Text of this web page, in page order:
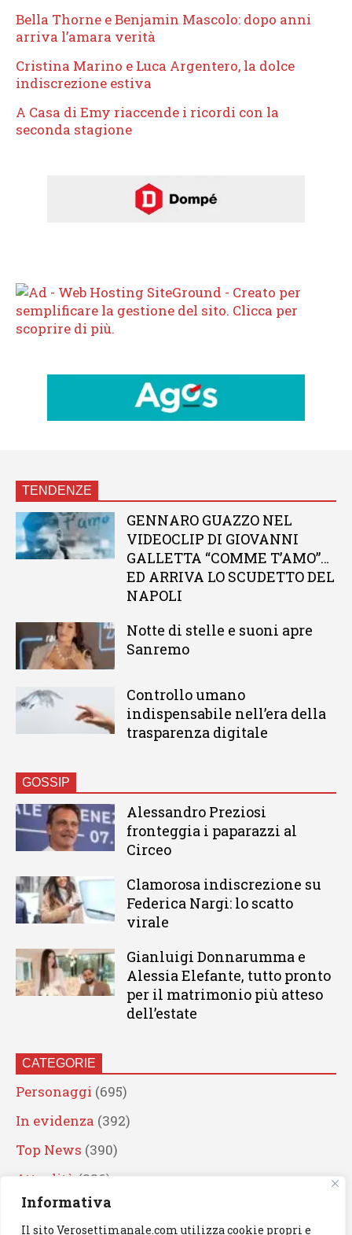
Informativa
Il sito Verosettimanale.com utilizza cookie propri e
Bella Thorne e Benjamin Mascolo: dopo anni
arriva l’amara verità
Cristina Marino e Luca Argentero, la dolce
indiscrezione estiva
A Casa di Emy riaccende i ricordi con la
seconda stagione
TENDENZE
GENNARO GUAZZO NEL
VIDEOCLIP DI GIOVANNI
GALLETTA “COMME T’AMO”…
ED ARRIVA LO SCUDETTO DEL
NAPOLI
Notte di stelle e suoni apre
Sanremo
Controllo umano
indispensabile nell’era della
trasparenza digitale
GOSSIP
Alessandro Preziosi
fronteggia i paparazzi al
Circeo
Clamorosa indiscrezione su
Federica Nargi: lo scatto
virale
Gianluigi Donnarumma e
Alessia Elefante, tutto pronto
per il matrimonio più atteso
dell’estate
CATEGORIE
Personaggi (695)
In evidenza (392)
Top News (390)
Attualità (336)
Eventi(332)